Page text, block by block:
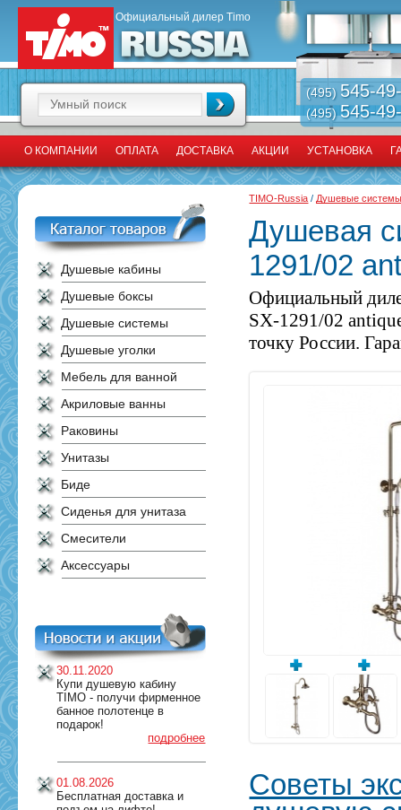
Официальный дилер Timo
(495) 545-
(495)545-
О КОМПАНИИ ОПЛАТА ДОСТАВКА АКЦИИ УСТАНОВКА
Душевые кабины
Душевые боксы
Душевые системы
Душевые уголки
Мебель для ванной
Акриловые ванны
Раковины
Унитазы
Биде
Сиденья для унитаза
Смесители
Аксессуары
30.11.2020
Купи душевую кабину
TIMO - получи фирменное
банное полотенце в
подарок!
подробнее
01.08.2026
Бесплатная доставка и
TIMO-Russia / Душевые
Душевая
1291/02
Официальный
SX-1291/02
точку России.
Советы